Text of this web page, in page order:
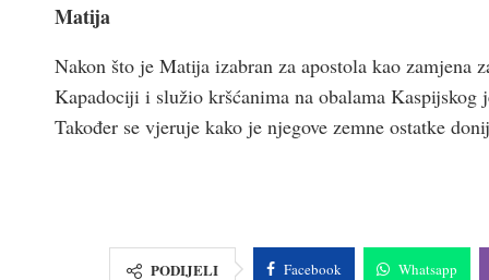
Matija
Nakon što je Matija izabran za apostola kao zamjena
Kapadociji i služio kršćanima na obalama
Također se vjeruje kako je njegove zemne ostatke
PODIJELI Facebook Whatsapp